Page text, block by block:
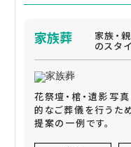
家族葬 家族・
のスタ
花祭壇・棺・遺影写
的なご葬儀を行うた
提案の一例です。